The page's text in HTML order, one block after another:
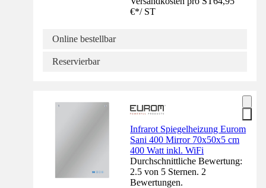
€*/ ST
Online bestellbar
Reservierbar
Infrarot Spiegelheizung Eurom
Sani 400 Mirror 70x50x5 cm
400 Watt inkl. WiFi
Durchschnittliche Bewertung:
2.5 von 5 Sternen. 2
Bewertungen.